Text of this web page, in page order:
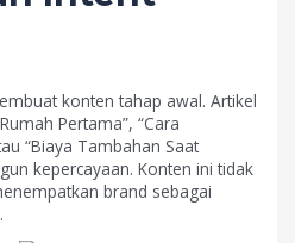
konten tahap awal. Artikel
Pertama”, “Cara
“Biaya Tambahan Saat
kepercayaan. Konten ini tidak
brand sebagai